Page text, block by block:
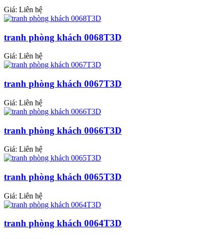
Giá: Liên hệ
tranh phòng khách 0068T3D
Giá: Liên hệ
tranh phòng khách 0067T3D
Giá: Liên hệ
tranh phòng khách 0066T3D
Giá: Liên hệ
tranh phòng khách 0065T3D
Giá: Liên hệ
tranh phòng khách 0064T3D